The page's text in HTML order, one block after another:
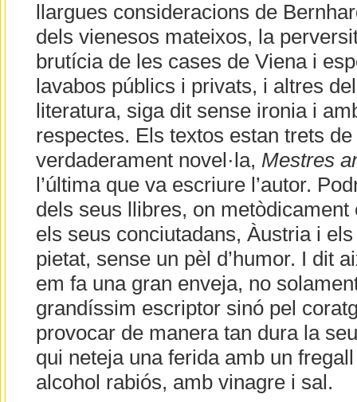
llargues consideracions de
dels vienesos mateixos, la
brutícia de les cases de Viena i
lavabos públics i privats, i altres
literatura, siga dit sense ironia i
respectes. Els textos estan trets
verdaderament novel·la, Mestres
l’última que va escriure l’autor.
dels seus llibres, on
els seus conciutadans, Àustria i
pietat, sense un pèl d’humor. I dit
em fa una gran enveja, no
grandíssim escriptor sinó pel
provocar de manera tan dura la
qui neteja una ferida amb un fregall
alcohol rabiós, amb vinagre i sal.